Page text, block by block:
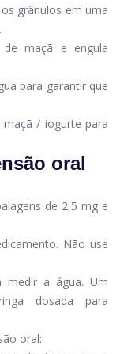
grânulos em uma
maçã e engula
para garantir que
/ iogurte para
oral
de 2,5 mg e
Não use
medir a água. Um
dosada para
oral: